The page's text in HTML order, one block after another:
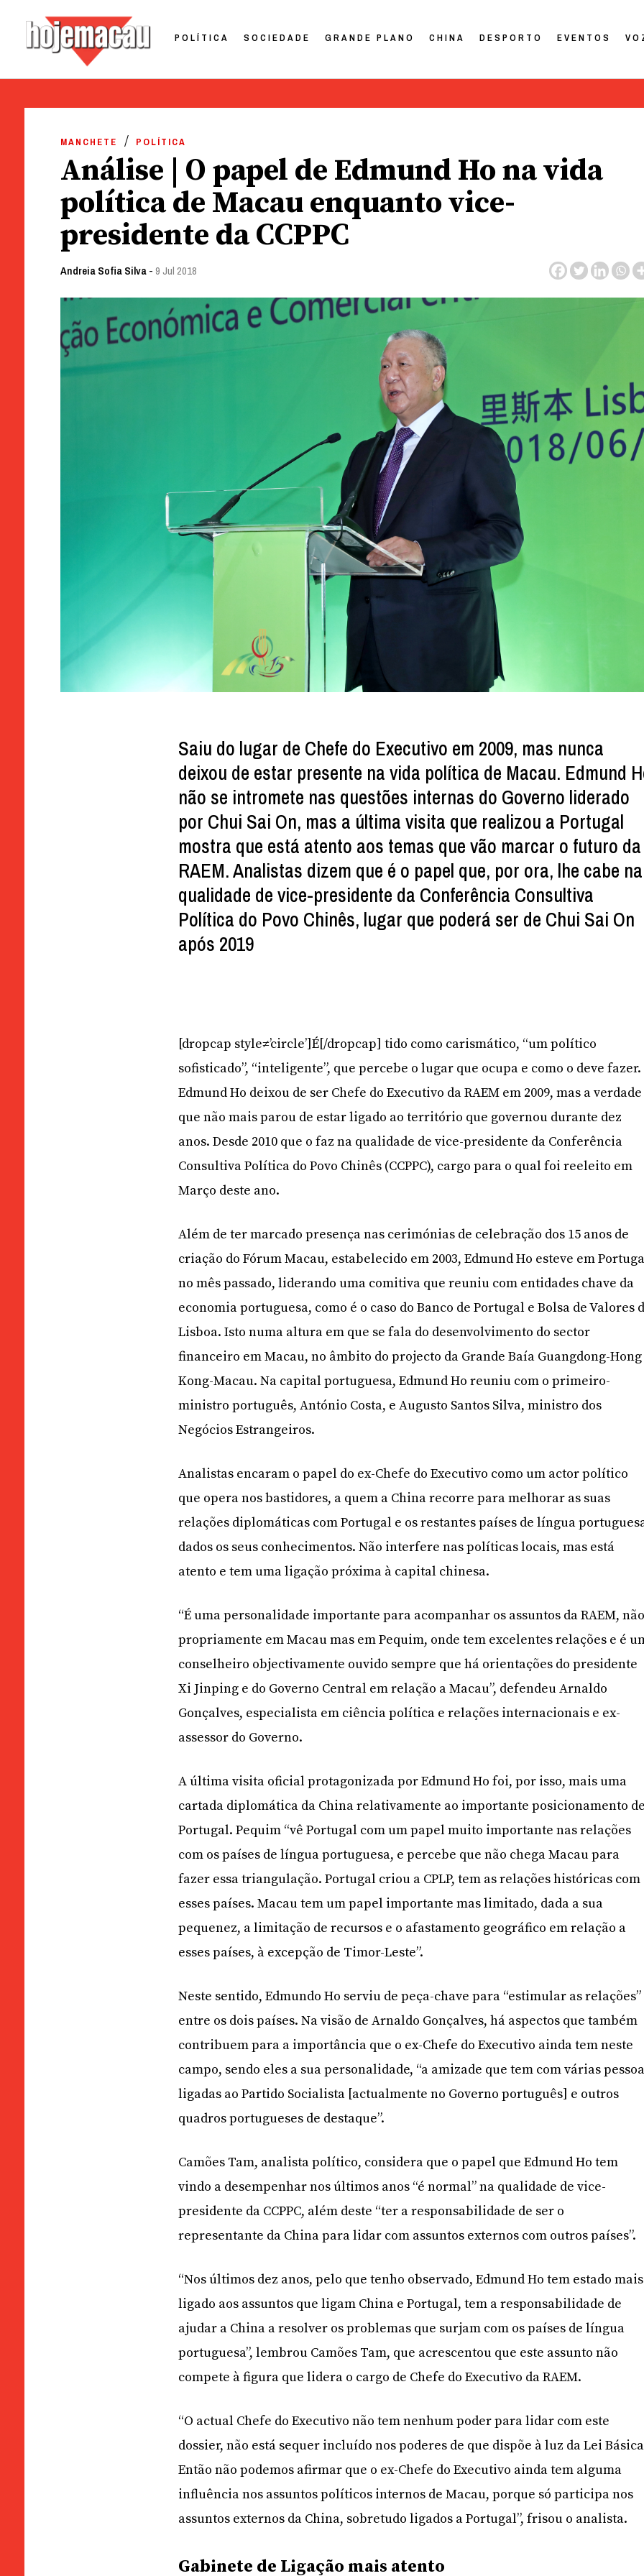
POLÍTICA SOCIEDADE GRANDE PLANO CHINA DESPORTO EVENTOS
MANCHETE POLÍTICA
Análise | O papel de Edmund Ho na vida
política de Macau enquanto vice-
presidente da CCPPC
Andreia Sofia Silva- 9 Jul 2018
Saiu do lugar de Chefe do Executivo em 2009, mas nunca
deixou de estar presente na vida política de Macau. Edmund
não se intromete nas questões internas do Governo liderado
por Chui Sai On, mas a última visita que realizou a Portugal
mostra que está atento aos temas que vão marcar o futuro da
RAEM. Analistas dizem que é o papel que, por ora, lhe cabe na
qualidade de vice-presidente da Conferência Consultiva
Política do Povo Chinês, lugar que poderá ser de Chui Sai On
após 2019
[dropcap style≠’circle’]É[/dropcap] tido como carismático, “um político
sofisticado”, “inteligente”, que percebe o lugar que ocupa e como o deve fazer.
Edmund Ho deixou de ser Chefe do Executivo da RAEM em 2009, mas a
que não mais parou de estar ligado ao território que governou durante dez
anos. Desde 2010 que o faz na qualidade de vice-presidente da Conferência
Consultiva Política do Povo Chinês (CCPPC), cargo para o qual foi reeleito em
Março deste ano.
Além de ter marcado presença nas cerimónias de celebração dos 15 anos de
criação do Fórum Macau, estabelecido em 2003, Edmund Ho esteve em
no mês passado, liderando uma comitiva que reuniu com entidades chave da
economia portuguesa, como é o caso do Banco de Portugal e Bolsa de Valores
Lisboa. Isto numa altura em que se fala do desenvolvimento do sector
financeiro em Macau, no âmbito do projecto da Grande Baía Guangdong-Hong
Kong-Macau. Na capital portuguesa, Edmund Ho reuniu com o primeiro-
ministro português, António Costa, e Augusto Santos Silva, ministro dos
Negócios Estrangeiros.
Analistas encaram o papel do ex-Chefe do Executivo como um actor político
que opera nos bastidores, a quem a China recorre para melhorar as suas
relações diplomáticas com Portugal e os restantes países de língua
dados os seus conhecimentos. Não interfere nas políticas locais, mas está
atento e tem uma ligação próxima à capital chinesa.
“É uma personalidade importante para acompanhar os assuntos da RAEM,
propriamente em Macau mas em Pequim, onde tem excelentes relações e é
conselheiro objectivamente ouvido sempre que há orientações do presidente
Xi Jinping e do Governo Central em relação a Macau”, defendeu Arnaldo
Gonçalves, especialista em ciência política e relações internacionais e ex-
assessor do Governo.
A última visita oficial protagonizada por Edmund Ho foi, por isso, mais uma
cartada diplomática da China relativamente ao importante posicionamento
Portugal. Pequim “vê Portugal com um papel muito importante nas relações
com os países de língua portuguesa, e percebe que não chega Macau para
fazer essa triangulação. Portugal criou a CPLP, tem as relações históricas com
esses países. Macau tem um papel importante mas limitado, dada a sua
pequenez, a limitação de recursos e o afastamento geográfico em relação a
esses países, à excepção de Timor-Leste”.
Neste sentido, Edmundo Ho serviu de peça-chave para “estimular as relações”
entre os dois países. Na visão de Arnaldo Gonçalves, há aspectos que também
contribuem para a importância que o ex-Chefe do Executivo ainda tem neste
campo, sendo eles a sua personalidade, “a amizade que tem com várias
ligadas ao Partido Socialista [actualmente no Governo português] e outros
quadros portugueses de destaque”.
Camões Tam, analista político, considera que o papel que Edmund Ho tem
vindo a desempenhar nos últimos anos “é normal” na qualidade de vice-
presidente da CCPPC, além deste “ter a responsabilidade de ser o
representante da China para lidar com assuntos externos com outros países”.
“Nos últimos dez anos, pelo que tenho observado, Edmund Ho tem estado mais
ligado aos assuntos que ligam China e Portugal, tem a responsabilidade de
ajudar a China a resolver os problemas que surjam com os países de língua
portuguesa”, lembrou Camões Tam, que acrescentou que este assunto não
compete à figura que lidera o cargo de Chefe do Executivo da RAEM.
“O actual Chefe do Executivo não tem nenhum poder para lidar com este
dossier, não está sequer incluído nos poderes de que dispõe à luz da Lei
Então não podemos afirmar que o ex-Chefe do Executivo ainda tem alguma
influência nos assuntos políticos internos de Macau, porque só participa nos
assuntos externos da China, sobretudo ligados a Portugal”, frisou o analista.
Gabinete de Ligação mais atento